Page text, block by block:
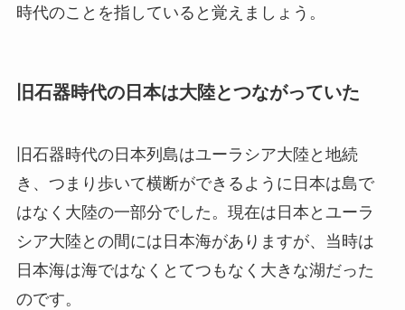
時代のことを指していると覚えましょう。
旧石器時代の日本は大陸とつながっていた
旧石器時代の日本列島はユーラシア大陸と地続
き、つまり歩いて横断ができるように日本は島で
はなく大陸の一部分でした。現在は日本とユーラ
シア大陸との間には日本海がありますが、当時は
日本海は海ではなくとてつもなく大きな湖だった
のです。